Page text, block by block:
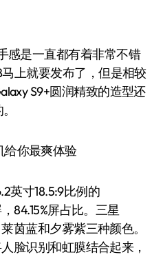
感是一直都有着非常不错
上就要发布了，但是相较
S9+圆润精致的造型还
英寸18.5:9比例的
84.15%屏占比。三星
茵蓝和夕雾紫三种颜色。
脸识别和虹膜结合起来，